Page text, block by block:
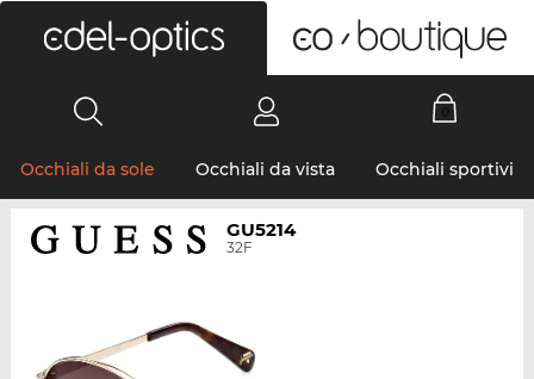
Occhiali da sole Occhiali da vista Occhiali sportivi
GU5214
32F